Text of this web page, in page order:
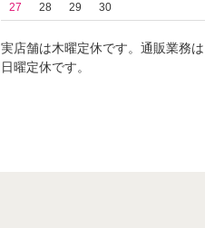
27
28 29 30
実店舗は木曜定休です。通販業務は
日曜定休です。